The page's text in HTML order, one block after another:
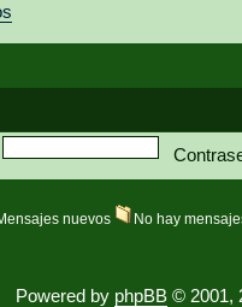
nuevos No hay
Powered by phpBB © 2001,